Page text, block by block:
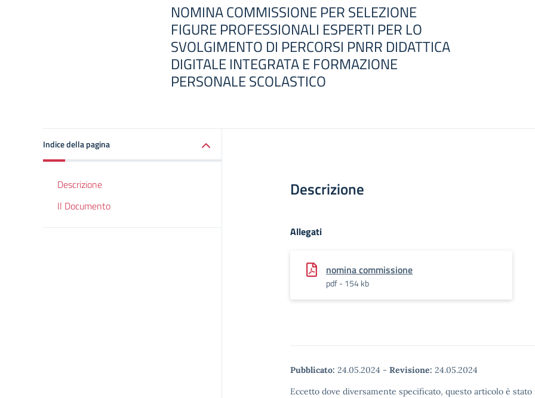
NOMINA COMMISSIONE PER SELEZIONE
FIGURE PROFESSIONALI ESPERTI PER LO
SVOLGIMENTO DI PERCORSI PNRR DIDATTICA
DIGITALE INTEGRATA E FORMAZIONE
PERSONALE SCOLASTICO
Indice della pagina
Descrizione
Il Documento
Descrizione
Allegati
nomina commissione
pdf - 154 kb
Pubblicato: 24.05.2024 - Revisione: 24.05.2024
Eccetto dove diversamente specificato, questo articolo è